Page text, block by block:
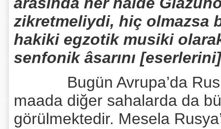
zikretmeliydi, hiç olmazsa
hakiki egzotik musiki
senfonik âsarını
Bugün Avrupa’da Rus
maada diğer sahalarda da
görülmektedir. Mesela